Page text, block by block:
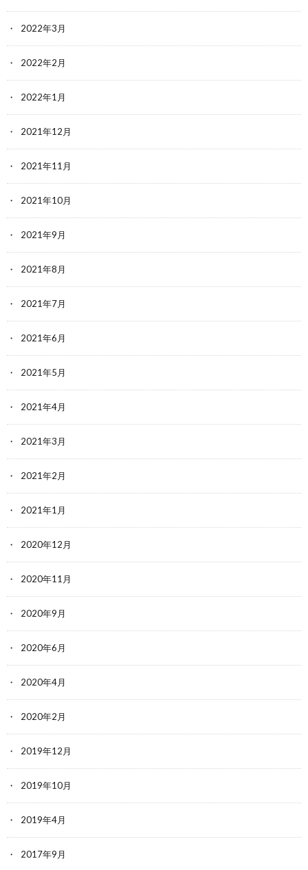
2022年3月
2022年2月
2022年1月
2021年12月
2021年11月
2021年10月
2021年9月
2021年8月
2021年7月
2021年6月
2021年5月
2021年4月
2021年3月
2021年2月
2021年1月
2020年12月
2020年11月
2020年9月
2020年6月
2020年4月
2020年2月
2019年12月
2019年10月
2019年4月
2017年9月